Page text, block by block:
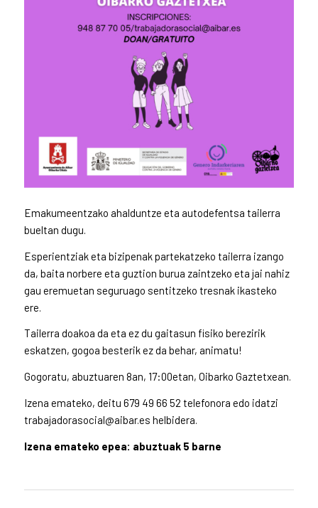
Emakumeentzako ahalduntze eta autodefentsa tailerra
bueltan dugu.
Esperientziak eta bizipenak partekatzeko tailerra izango
da, baita norbere eta guztion burua zaintzeko eta jai nahiz
gau eremuetan seguruago sentitzeko tresnak ikasteko
ere.
Tailerra doakoa da eta ez du gaitasun fisiko berezirik
eskatzen, gogoa besterik ez da behar, animatu!
Gogoratu, abuztuaren 8an, 17:00etan, Oibarko Gaztetxean.
Izena emateko, deitu 679 49 66 52 telefonora edo idatzi
trabajadorasocial@aibar.es helbidera.
Izena emateko epea: abuztuak 5 barne